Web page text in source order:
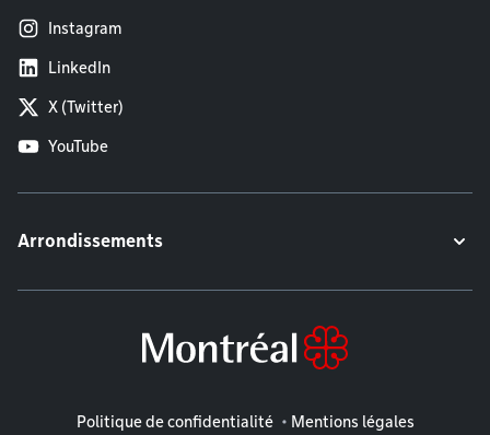
Instagram
LinkedIn
X (Twitter)
YouTube
Arrondissements
Mentions légales
Politique de confidentialité Mentions légales